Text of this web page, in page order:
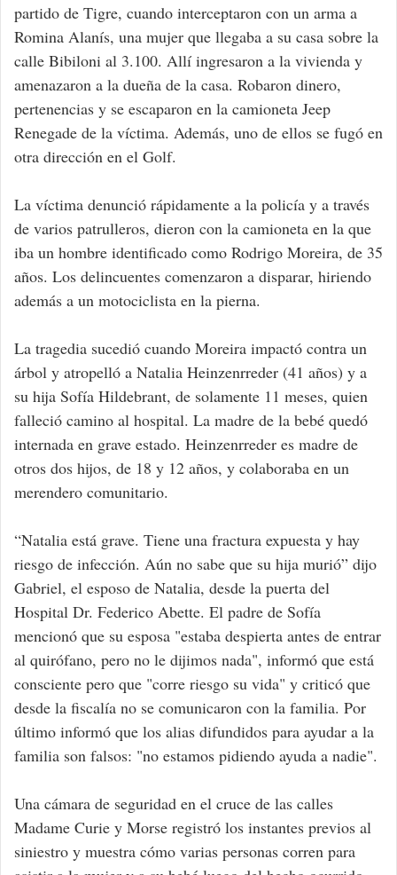
partido de Tigre, cuando interceptaron con un arma a
Romina Alanís, una mujer que llegaba a su casa sobre la
calle Bibiloni al 3.100. Allí ingresaron a la vivienda y
amenazaron a la dueña de la casa. Robaron dinero,
pertenencias y se escaparon en la camioneta Jeep
Renegade de la víctima. Además, uno de ellos se fugó en
otra dirección en el Golf.
La víctima denunció rápidamente a la policía y a través
de varios patrulleros, dieron con la camioneta en la que
iba un hombre identificado como Rodrigo Moreira, de 35
años. Los delincuentes comenzaron a disparar, hiriendo
además a un motociclista en la pierna.
La tragedia sucedió cuando Moreira impactó contra un
árbol y atropelló a Natalia Heinzenrreder (41 años) y a
su hija Sofía Hildebrant, de solamente 11 meses, quien
falleció camino al hospital. La madre de la bebé quedó
internada en grave estado. Heinzenrreder es madre de
otros dos hijos, de 18 y 12 años, y colaboraba en un
merendero comunitario.
“Natalia está grave. Tiene una fractura expuesta y hay
riesgo de infección. Aún no sabe que su hija murió” dijo
Gabriel, el esposo de Natalia, desde la puerta del
Hospital Dr. Federico Abette. El padre de Sofía
mencionó que su esposa "estaba despierta antes de entrar
al quirófano, pero no le dijimos nada", informó que está
consciente pero que "corre riesgo su vida" y criticó que
desde la fiscalía no se comunicaron con la familia. Por
último informó que los alias difundidos para ayudar a la
familia son falsos: "no estamos pidiendo ayuda a nadie".
Una cámara de seguridad en el cruce de las calles
Madame Curie y Morse registró los instantes previos al
siniestro y muestra cómo varias personas corren para